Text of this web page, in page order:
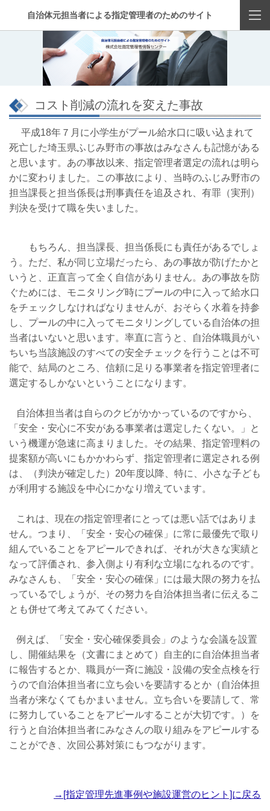
自治体元担当者による指定管理者のためのサイト
コスト削減の流れを変えた事故
平成18年７月に小学生がプール給水口に吸い込まれて
死亡した埼玉県ふじみ野市の事故はみなさんも記憶がある
と思います。あの事故以来、指定管理者選定の流れは明ら
かに変わりました。この事故により、当時のふじみ野市の
担当課長と担当係長は刑事責任を追及され、有罪（実刑）
判決を受けて職を失いました。
もちろん、担当課長、担当係長にも責任があるでしょ
う。ただ、私が同じ立場だったら、あの事故が防げたかと
いうと、正直言って全く自信がありません。あの事故を防
ぐためには、モニタリング時にプールの中に入って給水口
をチェックしなければなりませんが、おそらく水着を持参
し、プールの中に入ってモニタリングしている自治体の担
当者はいないと思います。率直に言うと、自治体職員がい
ちいち当該施設のすべての安全チェックを行うことは不可
能で、結局のところ、信頼に足りる事業者を指定管理者に
選定するしかないということになります。
自治体担当者は自らのクビがかかっているのですから、
「安全・安心に不安がある事業者は選定したくない。」と
いう機運が急速に高まりました。その結果、指定管理料の
提案額が高いにもかかわらず、指定管理者に選定される例
は、（判決が確定した）20年度以降、特に、小さな子ども
が利用する施設を中心にかなり増えています。
これは、現在の指定管理者にとっては悪い話ではありま
せん。つまり、「安全・安心の確保」に常に最優先で取り
組んでいることをアピールできれば、それが大きな実績と
なって評価され、参入側より有利な立場になれるのです。
みなさんも、「安全・安心の確保」には最大限の努力を払
っているでしょうが、その努力を自治体担当者に伝えるこ
とも併せて考えてみてください。
例えば、「安全・安心確保委員会」のような会議を設置
し、開催結果を（文書にまとめて）自主的に自治体担当者
に報告するとか、職員が一斉に施設・設備の安全点検を行
うので自治体担当者に立ち会いを要請するとか（自治体担
当者が来なくてもかまいません。立ち合いを要請して、常
に努力していることをアピールすることが大切です。）を
行うと自治体担当者にみなさんの取り組みをアピールする
ことができ、次回公募対策にもつながります。
→[指定管理先進事例や施設運営のヒント]に戻る